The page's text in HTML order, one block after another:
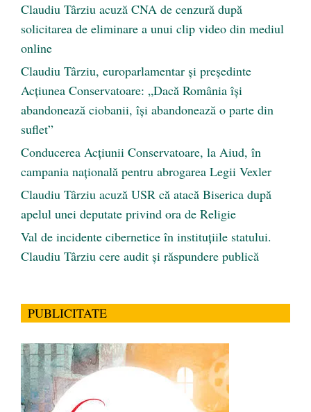
Claudiu Târziu acuză CNA de cenzură după
solicitarea de eliminare a unui clip video din mediul
online
Claudiu Târziu, europarlamentar și președinte
Acțiunea Conservatoare: „Dacă România își
abandonează ciobanii, își abandonează o parte din
suflet”
Conducerea Acțiunii Conservatoare, la Aiud, în
campania națională pentru abrogarea Legii Vexler
Claudiu Târziu acuză USR că atacă Biserica după
apelul unei deputate privind ora de Religie
Val de incidente cibernetice în instituțiile statului.
Claudiu Târziu cere audit și răspundere publică
PUBLICITATE